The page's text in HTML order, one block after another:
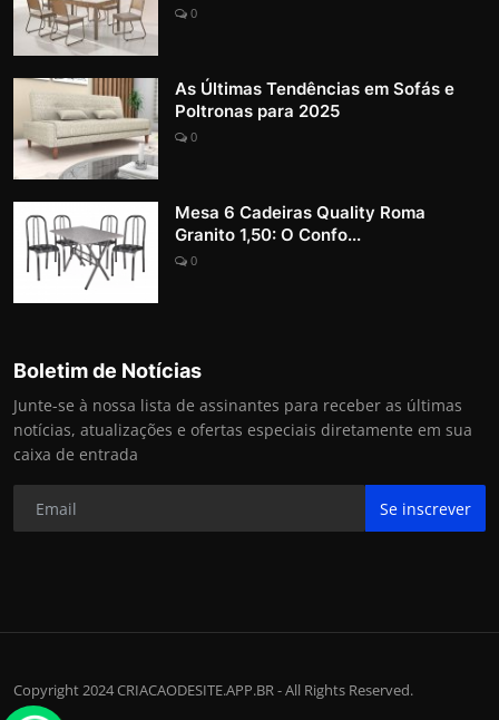
0
As Últimas Tendências em Sofás e
Poltronas para 2025
0
Mesa 6 Cadeiras Quality Roma
Granito 1,50: O Confo...
0
Boletim de Notícias
Junte-se à nossa lista de assinantes para receber as últimas
notícias, atualizações e ofertas especiais diretamente em sua
caixa de entrada
Se inscrever
Copyright 2024 CRIACAODESITE.APP.BR - All Rights Reserved.